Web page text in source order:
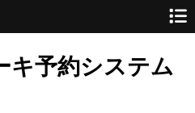
キ予約システム